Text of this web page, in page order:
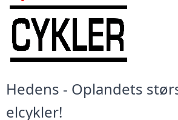
Hedens - Oplandets
elcykler!